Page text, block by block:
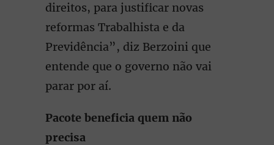
direitos, para justificar novas
reformas Trabalhista e da
Previdência”, diz Berzoini que
entende que o governo não vai
parar por aí.
Pacote beneficia quem não
precisa